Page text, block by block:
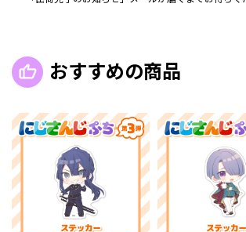
おすすめの商品